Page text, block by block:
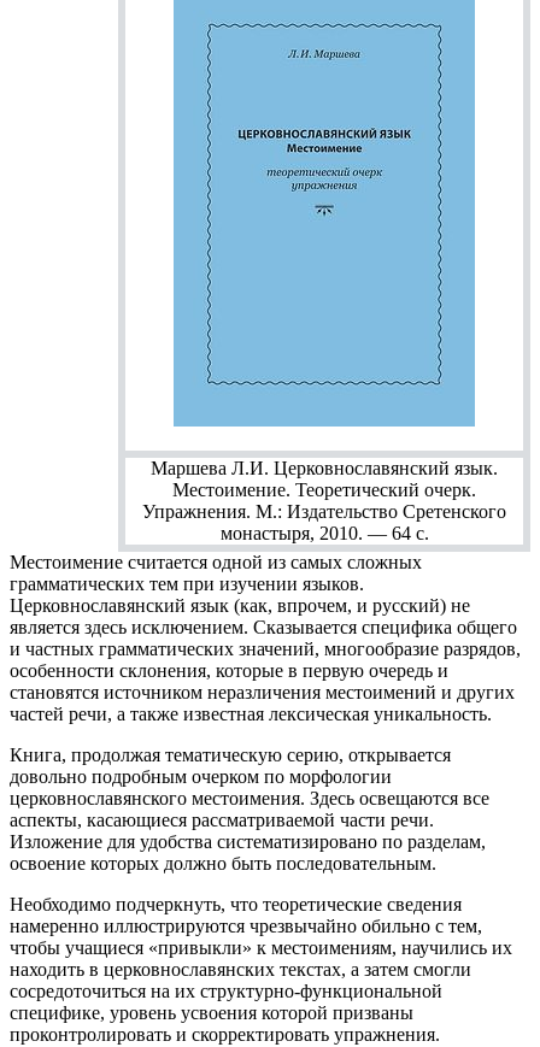
Маршева Л.И. Церковнославянский язык.
Местоимение. Теоретический очерк.
Упражнения. М.: Издательство Сретенского
монастыря, 2010. — 64 с.
Местоимение считается одной из самых сложных
грамматических тем при изучении языков.
Церковнославянский язык (как, впрочем, и русский) не
является здесь исключением. Сказывается специфика общего
и частных грамматических значений, многообразие разрядов,
особенности склонения, которые в первую очередь и
становятся источником неразличения местоимений и других
частей речи, а также известная лексическая уникальность.
Книга, продолжая тематическую серию, открывается
довольно подробным очерком по морфологии
церковнославянского местоимения. Здесь освещаются все
аспекты, касающиеся рассматриваемой части речи.
Изложение для удобства систематизировано по разделам,
освоение которых должно быть последовательным.
Необходимо подчеркнуть, что теоретические сведения
намеренно иллюстрируются чрезвычайно обильно с тем,
чтобы учащиеся «привыкли» к местоимениям, научились их
находить в церковнославянских текстах, а затем смогли
сосредоточиться на их структурно-функциональной
специфике, уровень усвоения которой призваны
проконтролировать и скорректировать упражнения.